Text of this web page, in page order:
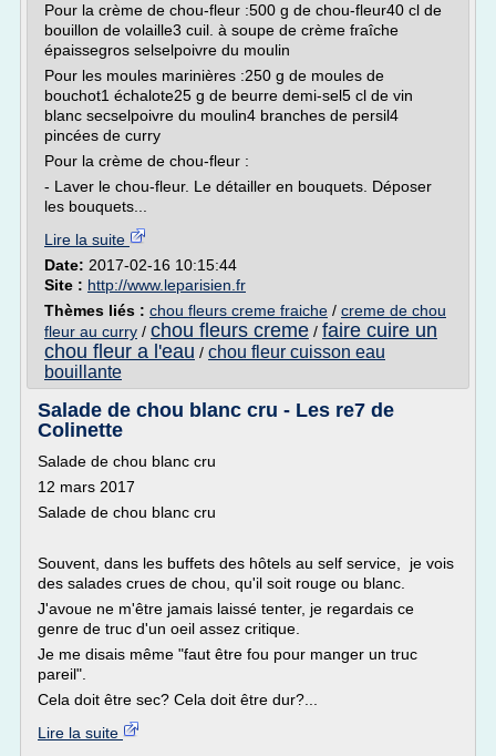
Pour la crème de chou-fleur :500 g de chou-fleur40 cl de
bouillon de volaille3 cuil. à soupe de crème fraîche
épaissegros selselpoivre du moulin
Pour les moules marinières :250 g de moules de
bouchot1 échalote25 g de beurre demi-sel5 cl de vin
blanc secselpoivre du moulin4 branches de persil4
pincées de curry
Pour la crème de chou-fleur :
- Laver le chou-fleur. Le détailler en bouquets. Déposer
les bouquets...
Lire la suite
Date: 2017-02-16 10:15:44
Site : http://www.leparisien.fr
Thèmes liés : chou fleurs creme fraiche / creme de chou
fleur au curry / chou fleurs creme / faire cuire un
chou fleur a l'eau / chou fleur cuisson eau
bouillante
Salade de chou blanc cru - Les re7 de
Colinette
Salade de chou blanc cru
12 mars 2017
Salade de chou blanc cru
Souvent, dans les buffets des hôtels au self service, je vois
des salades crues de chou, qu'il soit rouge ou blanc.
J'avoue ne m'être jamais laissé tenter, je regardais ce
genre de truc d'un oeil assez critique.
Je me disais même "faut être fou pour manger un truc
pareil".
Cela doit être sec? Cela doit être dur?...
Lire la suite